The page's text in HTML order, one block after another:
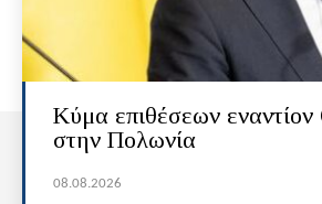
Κύμα επιθέσεων
στην Πολωνία
08.08.2026